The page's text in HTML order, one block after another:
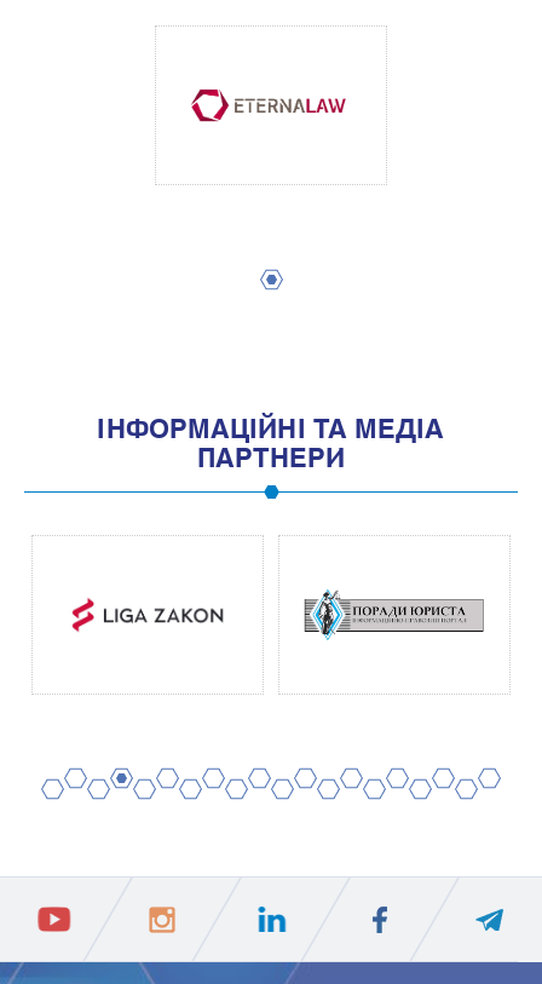
IНФОРМАЦIЙНI ТА МЕДIА
ПАРТНЕРИ